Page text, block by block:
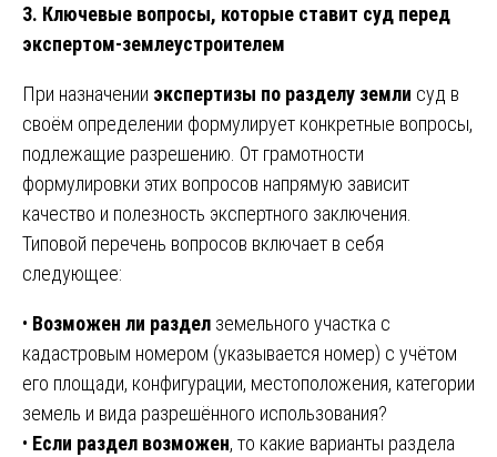
3. Ключевые вопросы, которые ставит суд перед
экспертом-землеустроителем
При назначении экспертизы по разделу земли суд в
своём определении формулирует конкретные вопросы,
подлежащие разрешению. От грамотности
формулировки этих вопросов напрямую зависит
качество и полезность экспертного заключения.
Типовой перечень вопросов включает в себя
следующее:
• Возможен ли раздел земельного участка с
кадастровым номером (указывается номер) с учётом
его площади, конфигурации, местоположения, категории
земель и вида разрешённого использования?
• Если раздел возможен, то какие варианты раздела